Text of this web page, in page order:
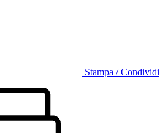
Stampa / Condividi